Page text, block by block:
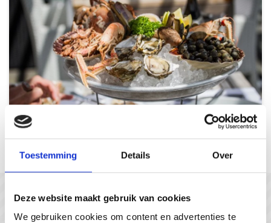
Toestemming Details Over
Deze website maakt gebruik van cookies
We gebruiken cookies om content en advertenties te
Genuss ohne Ende
In gesprek met...
#gastvrijzeeuwsvlaanderen